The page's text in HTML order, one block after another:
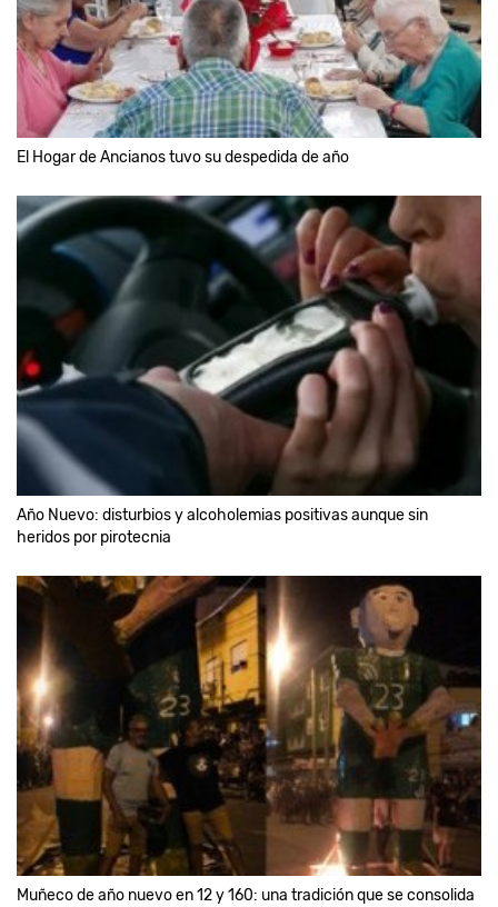
El Hogar de Ancianos tuvo su despedida de año
Año Nuevo: disturbios y alcoholemias positivas aunque sin
heridos por pirotecnia
Muñeco de año nuevo en 12 y 160: una tradición que se consolida